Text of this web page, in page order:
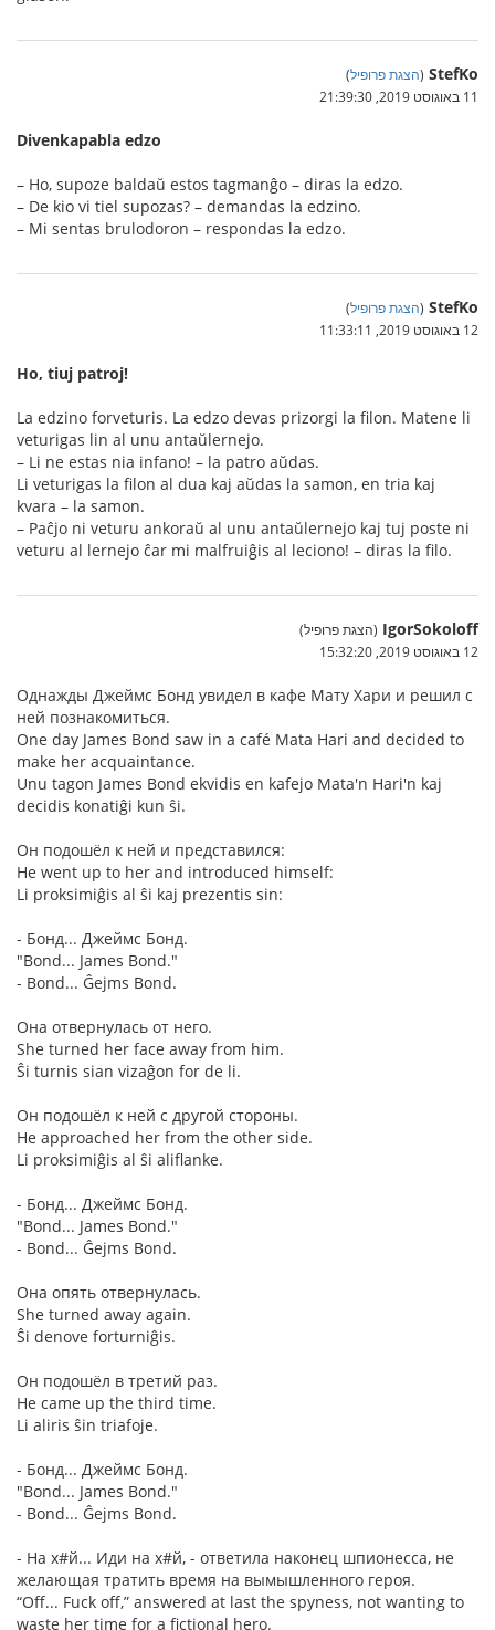
StefKo
(הצגת פרופיל)
11 באוגוסט 2019, 21:39:30
Divenkapabla edzo
– Ho, supoze baldaŭ estos tagmanĝo – diras la edzo.
– De kio vi tiel supozas? – demandas la edzino.
– Mi sentas brulodoron – respondas la edzo.
StefKo
(הצגת פרופיל)
12 באוגוסט 2019, 11:33:11
Ho, tiuj patroj!
La edzino forveturis. La edzo devas prizorgi la filon. Matene li
veturigas lin al unu antaŭlernejo.
– Li ne estas nia infano! – la patro aŭdas.
Li veturigas la filon al dua kaj aŭdas la samon, en tria kaj
kvara – la samon.
– Paĉjo ni veturu ankoraŭ al unu antaŭlernejo kaj tuj poste ni
veturu al lernejo ĉar mi malfruiĝis al leciono! – diras la filo.
IgorSokoloff (הצגת פרופיל)
12 באוגוסט 2019, 15:32:20
Однажды Джеймс Бонд увидел в кафе Мату Хари и решил с
ней познакомиться.
One day James Bond saw in a café Mata Hari and decided to
make her acquaintance.
Unu tagon James Bond ekvidis en kafejo Mata'n Hari'n kaj
decidis konatiĝi kun ŝi.
Он подошёл к ней и представился:
He went up to her and introduced himself:
Li proksimiĝis al ŝi kaj prezentis sin:
- Бонд... Джеймс Бонд.
"Bond... James Bond."
- Bond... Ĝejms Bond.
Она отвернулась от него.
She turned her face away from him.
Ŝi turnis sian vizaĝon for de li.
Он подошёл к ней с другой стороны.
He approached her from the other side.
Li proksimiĝis al ŝi aliflanke.
- Бонд... Джеймс Бонд.
"Bond... James Bond."
- Bond... Ĝejms Bond.
Она опять отвернулась.
She turned away again.
Ŝi denove forturniĝis.
Он подошёл в третий раз.
He came up the third time.
Li aliris ŝin triafoje.
- Бонд... Джеймс Бонд.
"Bond... James Bond."
- Bond... Ĝejms Bond.
- На х#й... Иди на х#й, - ответила наконец шпионесса, не
желающая тратить время на вымышленного героя.
“Off... Fuck off,” answered at last the spyness, not wanting to
waste her time for a fictional hero.